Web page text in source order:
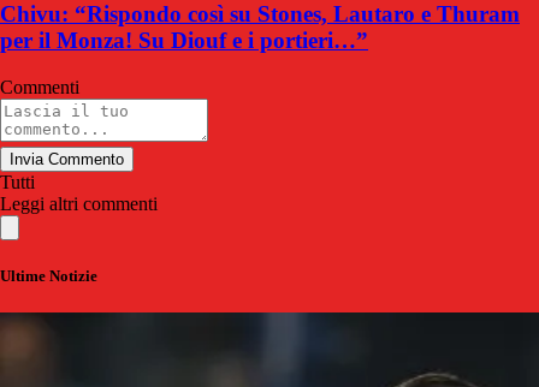
Chivu: “Rispondo così su Stones, Lautaro e Thuram
per il Monza! Su Diouf e i portieri…”
Commenti
Invia Commento
Tutti
Leggi altri commenti
Ultime Notizie